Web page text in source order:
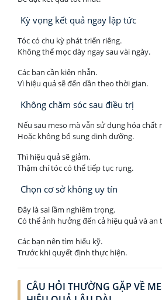
Kỳ vọng kết quả ngay lập tức
Tóc có chu kỳ phát triển riêng.
Không thể mọc dày ngay sau vài ngày.
Các bạn cần kiên nhẫn.
Vì hiệu quả sẽ đến dần theo thời gian.
Không chăm sóc sau điều trị
Nếu sau meso mà vẫn sử dụng hóa chất
Hoặc không bổ sung dinh dưỡng.
Thì hiệu quả sẽ giảm.
Thậm chí tóc có thể tiếp tục rụng.
Chọn cơ sở không uy tín
Đây là sai lầm nghiêm trọng.
Có thể ảnh hưởng đến cả hiệu quả và an
Các bạn nên tìm hiểu kỹ.
Trước khi quyết định thực hiện.
CÂU HỎI THƯỜNG GẶP VỀ